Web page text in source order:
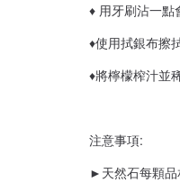
♦ 用牙刷沾一點
♦使用拭銀布擦
♦將檸檬榨汁並
注意事項:
►天然石每顆品